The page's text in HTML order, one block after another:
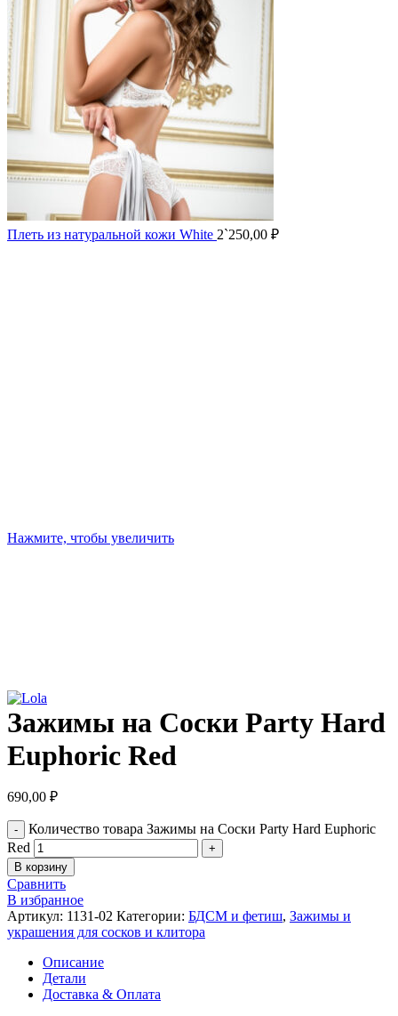
Плеть из натуральной кожи White 2`250,00 ₽
Нажмите, чтобы увеличить
Зажимы на Cоски Party Hard
Euphoric Red
690,00 ₽
Количество товара Зажимы на Cоски Party Hard Euphoric
Red
В корзину
Сравнить
В избранное
Артикул: 1131-02 Категории: БДСМ и фетиш, Зажимы и
украшения для сосков и клитора
Описание
Детали
Доставка & Оплата